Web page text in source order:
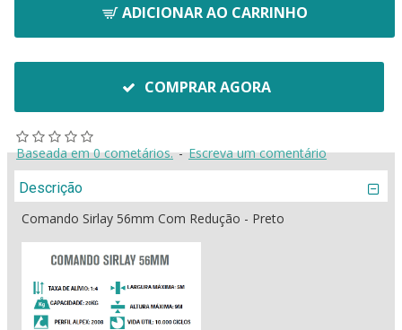
Baseada em 0 cometários. - Escreva um comentário
ADICIONAR AO CARRINHO
COMPRAR AGORA
Descrição
Comando Sirlay 56mm Com Redução - Preto